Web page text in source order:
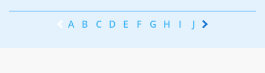
A B C D E F G H I J K